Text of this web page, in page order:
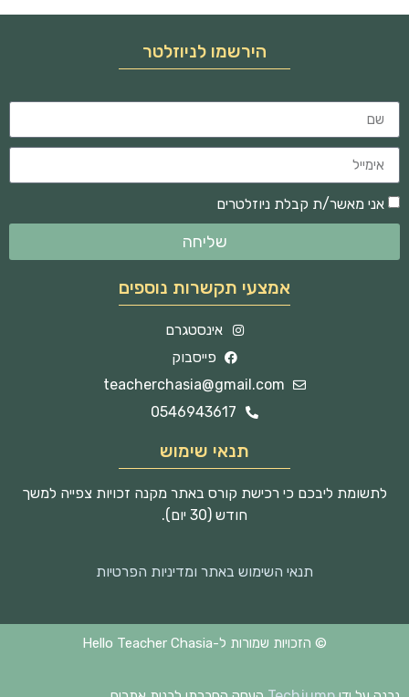
הירשמו לניוזלטר
אני מאשר/ת קבלת ניוזלטרים
שליחה
אמצעי תקשרות נוספים
אינסטגרם
פייסבוק
teacherchasia@gmail.com
0546943617
תנאי שימוש
לתשומת ליבכם כי רכישת קורס באתר מקנה זכויות צפייה למשך
חודש (30 יום).
תנאי השימוש באתר ומדיניות הפרטיות
© הזכויות שמורות ל-Hello Teacher Chasia